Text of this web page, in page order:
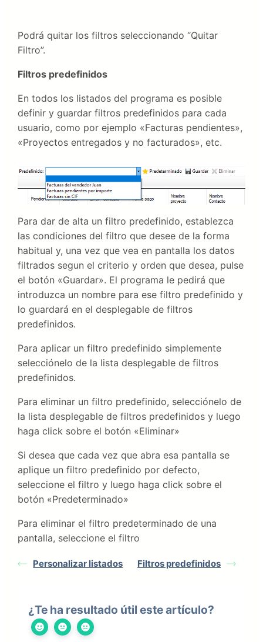
Podrá quitar los filtros seleccionando “Quitar
Filtro”.
Filtros predefinidos
En todos los listados del programa es posible
definir y guardar filtros predefinidos para cada
usuario, como por ejemplo «Facturas pendientes»,
«Proyectos entregados y no facturados», etc.
Para dar de alta un filtro predefinido, establezca
las condiciones del filtro que desee de la forma
habitual y, una vez que vea en pantalla los datos
filtrados segun el criterio y orden que desea, pulse
el botón «Guardar». El programa le pedirá que
introduzca un nombre para ese filtro predefinido y
lo guardará en el desplegable de filtros
predefinidos.
Para aplicar un filtro predefinido simplemente
selecciónelo de la lista desplegable de filtros
predefinidos.
Para eliminar un filtro predefinido, selecciónelo de
la lista desplegable de filtros predefinidos y luego
haga click sobre el botón «Eliminar»
Si desea que cada vez que abra esa pantalla se
aplique un filtro predefinido por defecto,
seleccione el filtro y luego haga click sobre el
botón «Predeterminado»
Para eliminar el filtro predeterminado de una
pantalla, seleccione el filtro
Personalizar listados Filtros predefinidos
¿Te ha resultado útil este artículo?